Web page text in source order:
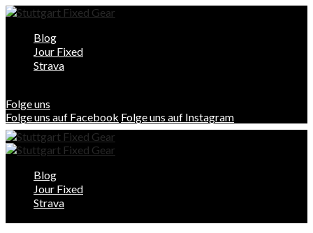
Blog
Jour Fixed
Strava
Folge uns
Folge uns auf Facebook Folge uns auf Instagram
Blog
Jour Fixed
Strava